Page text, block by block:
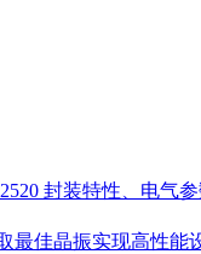
封装特性、电气
最佳晶振实现高性能